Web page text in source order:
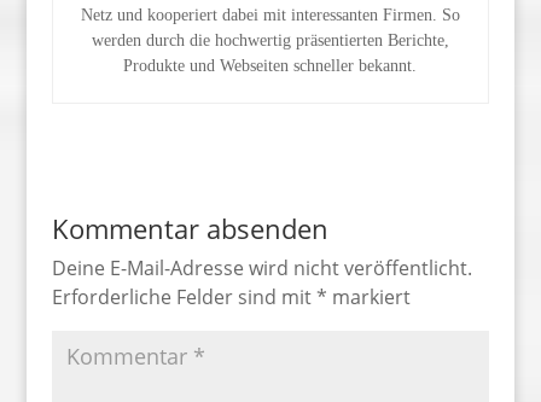
Netz und kooperiert dabei mit interessanten Firmen. So
werden durch die hochwertig präsentierten Berichte,
Produkte und Webseiten schneller bekannt.
Kommentar absenden
Deine E-Mail-Adresse wird nicht veröffentlicht.
Erforderliche Felder sind mit* markiert